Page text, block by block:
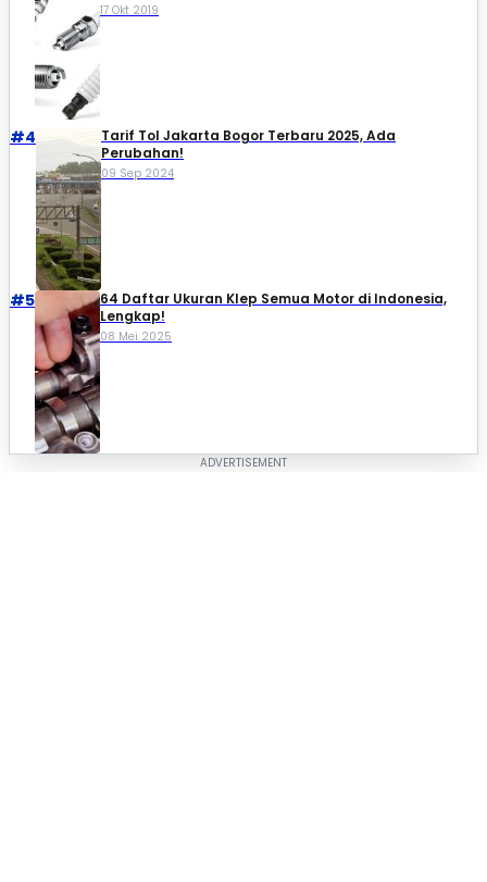
17 Okt 2019
#4
Tarif Tol Jakarta Bogor Terbaru 2025, Ada
Perubahan!
09 Sep 2024
#5
64 Daftar Ukuran Klep Semua Motor di Indonesia,
Lengkap!
08 Mei 2025